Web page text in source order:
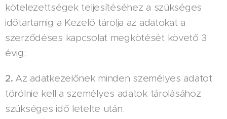
kötelezettségek teljesítéséhez a szükséges
időtartamig a Kezelő tárolja az adatokat a
szerződéses kapcsolat megkötését követő 3
évig;
2. Az adatkezelőnek minden személyes adatot
törölnie kell a személyes adatok tárolásához
szükséges idő letelte után.